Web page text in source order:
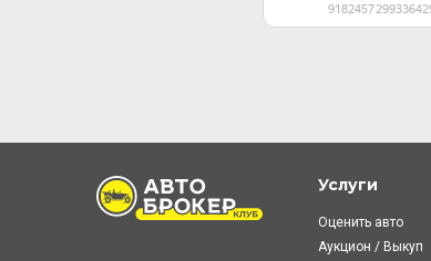
Услуги
Оценить авто
Аукцион / Выкуп